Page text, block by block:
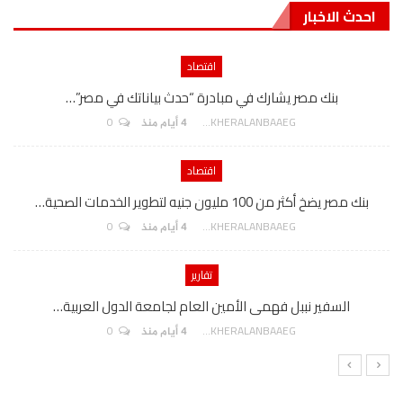
احدث الاخبار
اقتصاد
بنك مصر يشارك في مبادرة “حدث بياناتك في مصر”…
AKHERALANBAAEG 4 أيام منذ
اقتصاد
بنك مصر يضخ أكثر من 100 مليون جنيه لتطوير الخدمات الصحية…
AKHERALANBAAEG 4 أيام منذ
تقارير
السفير نببل فهمى الأمين العام لجامعة الدول العربية…
AKHERALANBAAEG 4 أيام منذ